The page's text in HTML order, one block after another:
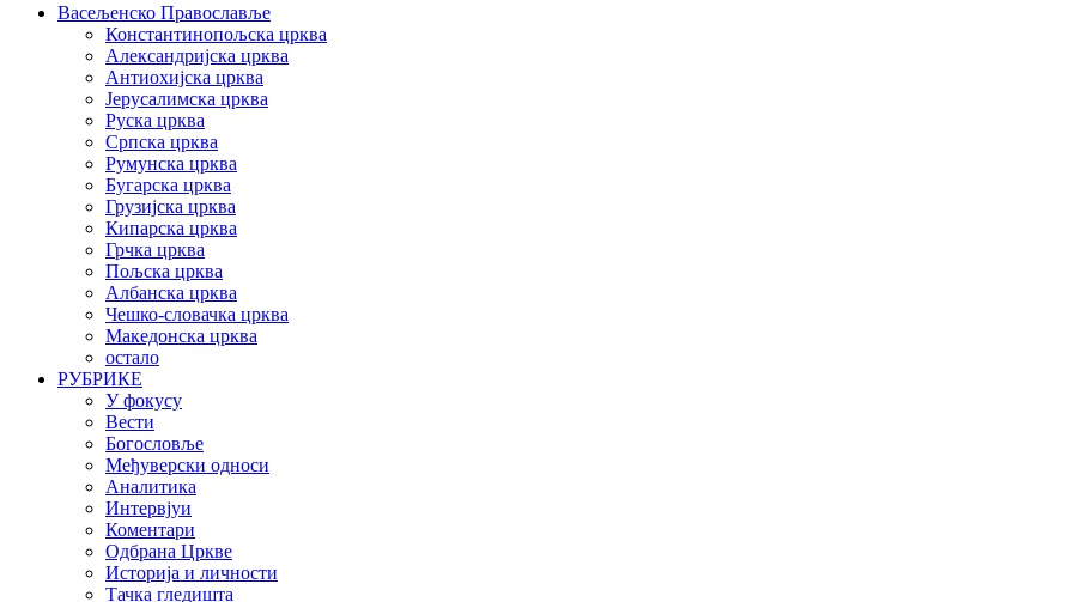
Васељенско Православље
Константинопољска црква
Александријска црква
Антиохијска црква
Јерусалимска црква
Руска црква
Српска црква
Румунска црква
Бугарска црква
Грузијска црква
Кипарска црква
Грчка црква
Пољска црква
Албанска црква
Чешко-словачка црква
Македонска црква
остало
РУБРИКЕ
У фокусу
Вести
Богословље
Међуверски односи
Аналитика
Интервјуи
Коментари
Одбрана Цркве
Историја и личности
Тачка гледишта